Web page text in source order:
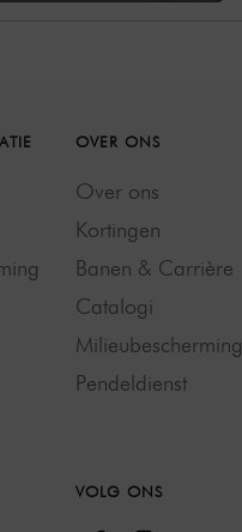
OVER ONS
Over ons
Kortingen
Banen & Carrière
Catalogi
Milieubescherming
Pendeldienst
VOLG ONS